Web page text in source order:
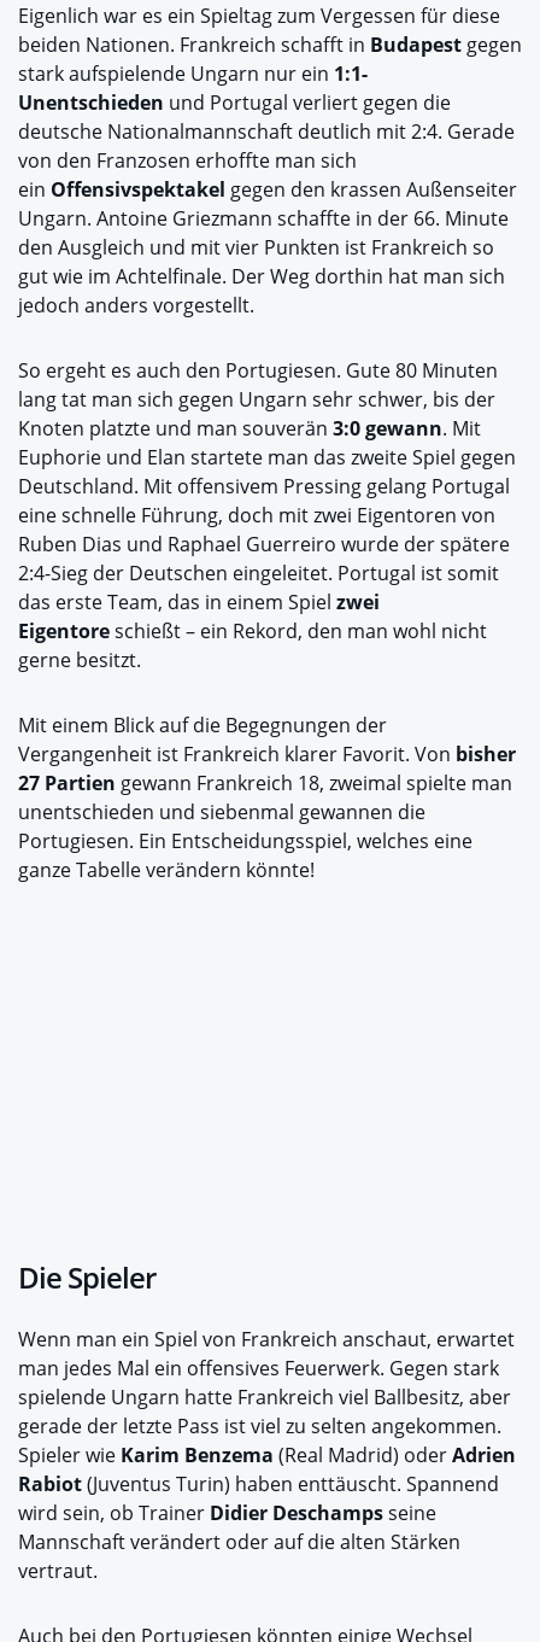
Eigenlich war es ein Spieltag zum Vergessen für diese
beiden Nationen. Frankreich schafft in Budapest gegen
stark aufspielende Ungarn nur ein 1:1-
Unentschieden und Portugal verliert gegen die
deutsche Nationalmannschaft deutlich mit 2:4. Gerade
von den Franzosen erhoffte man sich
ein Offensivspektakel gegen den krassen Außenseiter
Ungarn. Antoine Griezmann schaffte in der 66. Minute
den Ausgleich und mit vier Punkten ist Frankreich so
gut wie im Achtelfinale. Der Weg dorthin hat man sich
jedoch anders vorgestellt.
So ergeht es auch den Portugiesen. Gute 80 Minuten
lang tat man sich gegen Ungarn sehr schwer, bis der
Knoten platzte und man souverän 3:0 gewann. Mit
Euphorie und Elan startete man das zweite Spiel gegen
Deutschland. Mit offensivem Pressing gelang Portugal
eine schnelle Führung, doch mit zwei Eigentoren von
Ruben Dias und Raphael Guerreiro wurde der spätere
2:4-Sieg der Deutschen eingeleitet. Portugal ist somit
das erste Team, das in einem Spiel zwei
Eigentoreschießt – ein Rekord, den man wohl nicht
gerne besitzt.
Mit einem Blick auf die Begegnungen der
Vergangenheit ist Frankreich klarer Favorit. Von bisher
27 Partien gewann Frankreich 18, zweimal spielte man
unentschieden und siebenmal gewannen die
Portugiesen. Ein Entscheidungsspiel, welches eine
ganze Tabelle verändern könnte!
Die Spieler
Wenn man ein Spiel von Frankreich anschaut, erwartet
man jedes Mal ein offensives Feuerwerk. Gegen stark
spielende Ungarn hatte Frankreich viel Ballbesitz, aber
gerade der letzte Pass ist viel zu selten angekommen.
Spieler wie Karim Benzema (Real Madrid) oderAdrien
Rabiot(Juventus Turin) haben enttäuscht. Spannend
wird sein, ob Trainer Didier Deschampsseine
Mannschaft verändert oder auf die alten Stärken
vertraut.
Auch bei den Portugiesen könnten einige Wechsel